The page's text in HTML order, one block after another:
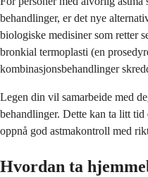
behandlinger, er det nye
biologiske medisiner som retter
bronkial termoplasti (en
kombinasjonsbehandlinger
Legen din vil samarbeide med
behandlinger. Dette kan ta litt tid
oppnå god astmakontroll med
Hvordan ta